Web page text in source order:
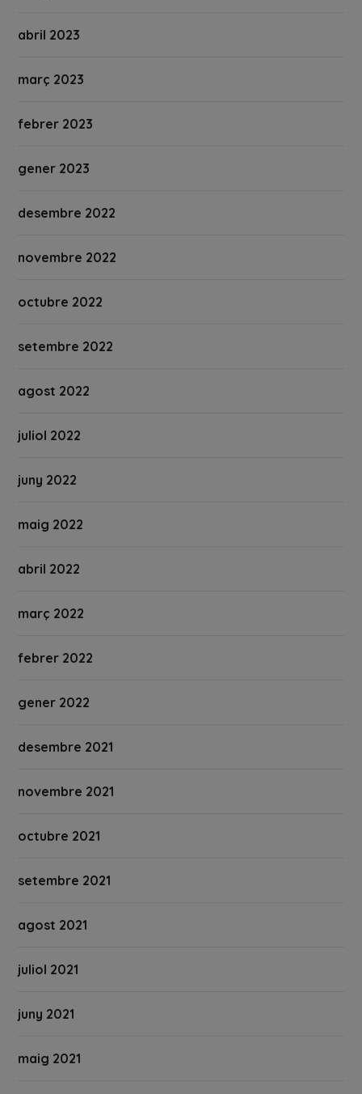
abril 2023
març 2023
febrer 2023
gener 2023
desembre 2022
novembre 2022
octubre 2022
setembre 2022
agost 2022
juliol 2022
juny 2022
maig 2022
abril 2022
març 2022
febrer 2022
gener 2022
desembre 2021
novembre 2021
octubre 2021
setembre 2021
agost 2021
juliol 2021
juny 2021
maig 2021